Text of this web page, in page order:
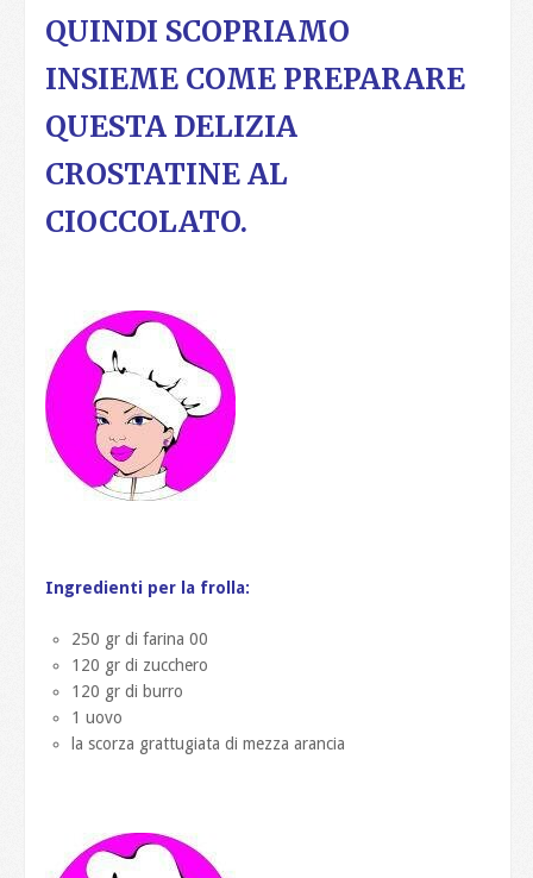
QUINDI SCOPRIAMO
INSIEME COME PREPARARE
QUESTA DELIZIA
CROSTATINE AL
CIOCCOLATO.
Ingredienti per la frolla:
250 gr di farina 00
120 gr di zucchero
120 gr di burro
1 uovo
la scorza grattugiata di mezza arancia